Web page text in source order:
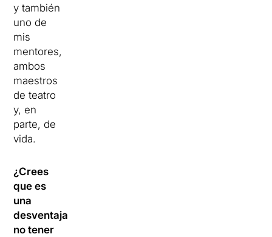
y también
uno de
mis
mentores,
ambos
maestros
de teatro
y, en
parte, de
vida.
¿Crees
que es
una
desventaja
no tener